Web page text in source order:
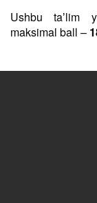
Ushbu taʼlim
maksimal ball –